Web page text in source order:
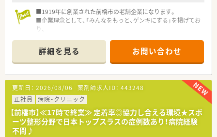
■1919年に創業された前橋市の老舗企業になります。
■企業理念として、「みんなをもっと、ゲンキにする」を掲げてお
り、
ります。
創業以来大切にしてきた「お客さま第一主義」のもと、
時代に先駆けたさまざまな試みを提案し続けている企業で
す。
■前橋市中心に6店舗展開をしており地域でのドミナント展開の
ため、
前橋市周辺以外はあまり店舗を広げる事は考えておりませ
ん。
■店舗が密接しており従業員皆で協力できる環境のため、お休み
は取りやすい環境です。
詳細を見る お問い合わせ
更新日： 2026/08/06 薬剤師求人ID： 443248
正社員
病院・クリニック
【前橋市】≪17時で終業≫ 定着率◎協力し合える環境★スポ
ーツ整形分野で日本トップスラスの症例数あり！病院経験
不問♪